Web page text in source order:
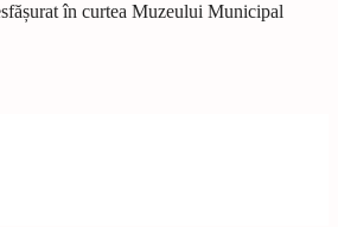
în curtea Muzeului Municipal